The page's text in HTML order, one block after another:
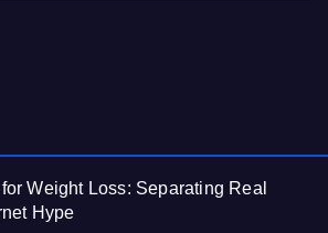
Weight Loss: Separating Real
Hype